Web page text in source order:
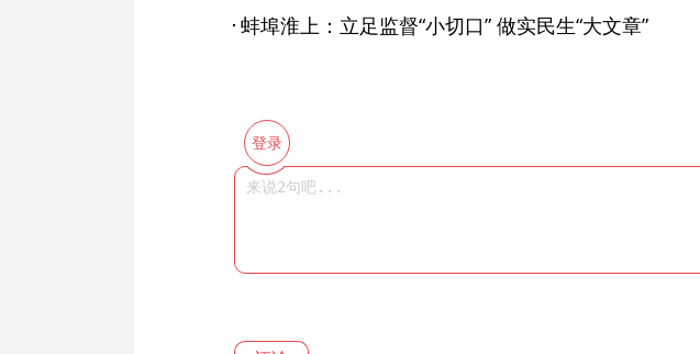
蚌埠淮上：立足监督“小切口” 做实民生“大文章”
登录